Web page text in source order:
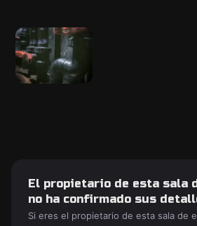
El propietario de esta sala
no ha confirmado sus
Si eres el propietario de esta sala de